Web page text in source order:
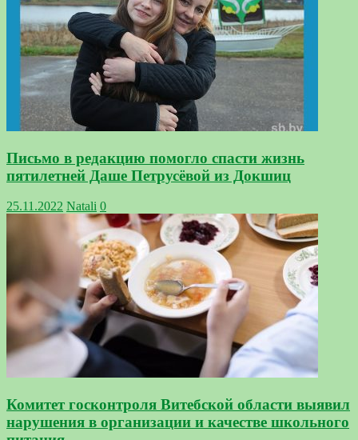
Письмо в редакцию помогло спасти жизнь
пятилетней Даше Петрусёвой из Докшиц
25.11.2022 Natali 0
Комитет госконтроля Витебской области выявил
нарушения в организации и качестве школьного